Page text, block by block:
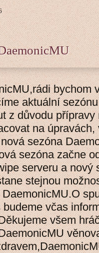
bychom
aktuální
z důvodu přípravy
na
sezóna
sezóna začne
serveru a nový
stejnou
včas
všem